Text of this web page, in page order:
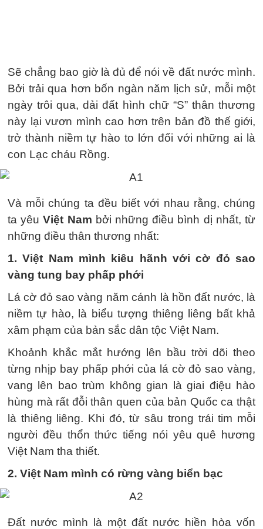
Sẽ chẳng bao giờ là đủ để nói về đất nước mình.
Bởi trải qua hơn bốn ngàn năm lịch sử, mỗi một
ngày trôi qua, dải đất hình chữ “S” thân thương
này lại vươn mình cao hơn trên bản đồ thế giới,
trở thành niềm tự hào to lớn đối với những ai là
con Lạc cháu Rồng.
Và mỗi chúng ta đều biết với nhau rằng, chúng
ta yêuViệt Nam bởi những điều bình dị nhất, từ
những điều thân thương nhất:
1. Việt Nam mình kiêu hãnh với cờ đỏ sao
vàng tung bay phấp phới
Lá cờ đỏ sao vàng năm cánh là hồn đất nước, là
niềm tự hào, là biểu tượng thiêng liêng bất khả
xâm phạm của bản sắc dân tộc Việt Nam.
Khoảnh khắc mắt hướng lên bầu trời dõi theo
từng nhịp bay phấp phới của lá cờ đỏ sao vàng,
vang lên bao trùm không gian là giai điệu hào
hùng mà rất đỗi thân quen của bản Quốc ca thật
là thiêng liêng. Khi đó, từ sâu trong trái tim mỗi
người đều thổn thức tiếng nói yêu quê hương
Việt Nam tha thiết.
2. Việt Nam mình có rừng vàng biển bạc
Đất nước mình là một đất nước hiền hòa vốn